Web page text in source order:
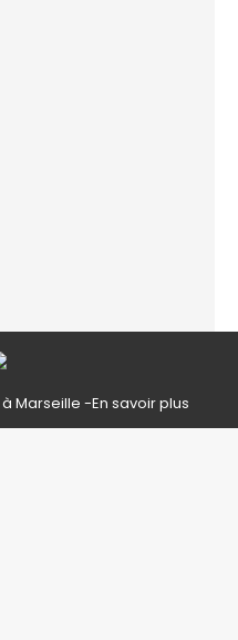
Marseille -En savoir plus